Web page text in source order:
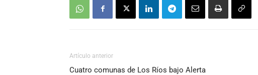
Artículo anterior
Cuatro comunas de Los Ríos bajo Alerta